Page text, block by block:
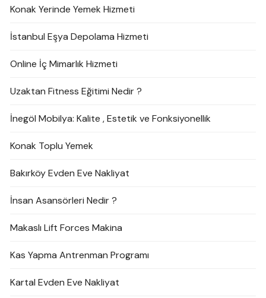
Konak Yerinde Yemek Hizmeti
İstanbul Eşya Depolama Hizmeti
Online İç Mimarlık Hizmeti
Uzaktan Fitness Eğitimi Nedir ?
İnegöl Mobilya: Kalite , Estetik ve Fonksiyonellik
Konak Toplu Yemek
Bakırköy Evden Eve Nakliyat
İnsan Asansörleri Nedir ?
Makaslı Lift Forces Makina
Kas Yapma Antrenman Programı
Kartal Evden Eve Nakliyat